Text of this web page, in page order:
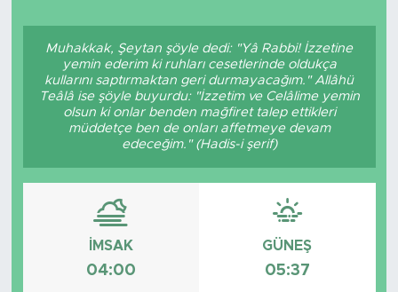
Muhakkak, Şeytan şöyle dedi: "Yâ Rabbi! İzzetine
yemin ederim ki ruhları cesetlerinde oldukça
kullarını saptırmaktan geri durmayacağım." Allâhü
Teâlâ ise şöyle buyurdu: "İzzetim ve Celâlime yemin
olsun ki onlar benden mağfiret talep ettikleri
müddetçe ben de onları affetmeye devam
edeceğim." (Hadis-i şerif)
İMSAK
04:00
GÜNEŞ
05:37
KARİKATÜR
BİLİM-TEKNOLOJİ
RÖPÖRTAJ
ANALİZ
NOSTALJİ
KULİS
Haber Arşivi